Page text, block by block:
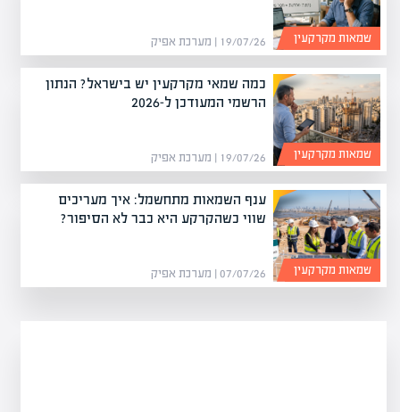
19/07/26 | מערכת אפיק שמאות מקרקעין
כמה שמאי מקרקעין יש בישראל? הנתון
הרשמי המעודכן ל-2026
19/07/26 | מערכת אפיק שמאות מקרקעין
ענף השמאות מתחשמל: איך מעריכים
שווי כשהקרקע היא כבר לא הסיפור?
07/07/26 | מערכת אפיק שמאות מקרקעין